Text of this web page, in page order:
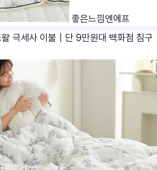
좋은느낌엔에프
극세사 이불｜단 9만원대 백화점 침구